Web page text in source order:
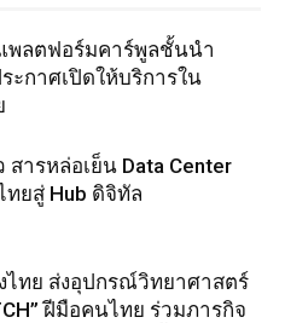
แพลตฟอร์มคาร์พูลชั้นนำ
ะกาศเปิดให้บริการใน
สารหล่อเย็น Data Center
ยสู่ Hub ดิจิทัล
ไทย ส่งอุปกรณ์วิทยาศาสตร์
ฝีมือคนไทย ร่วมภารกิจ